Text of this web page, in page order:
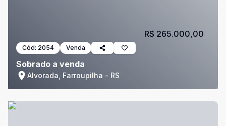
Cód: 2054 Venda
Sobrado a venda
Alvorada, Farroupilha - RS
R$ 265.000,00